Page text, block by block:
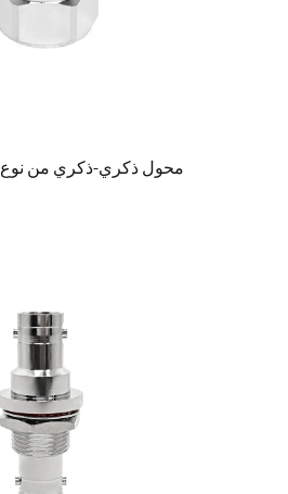
محول ذكري-ذكري من نوع 4.3-1.0 MiNi DiN